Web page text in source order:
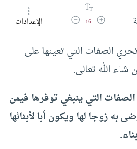
زيادة حجم الخط
16 تقليل حجم الخطالإعدادات
الصفات التي تعينها على
الله تعالى.
التي ينبغي توفرها فيمن
به زوجا لها ويكون أبا لأبنائها